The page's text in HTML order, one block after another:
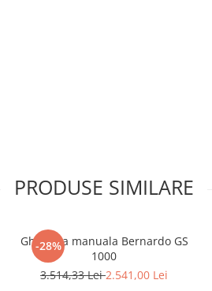
PRODUSE SIMILARE
-28%
Ghilotina manuala Bernardo GS
1000
3.514,33 Lei2.541,00 Lei